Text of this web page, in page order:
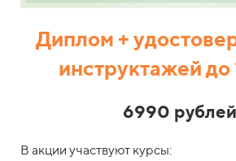
Диплом +
инструктажей до
6990
В акции участвуют курсы: